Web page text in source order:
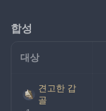
합성
대상
견고한 갑
골